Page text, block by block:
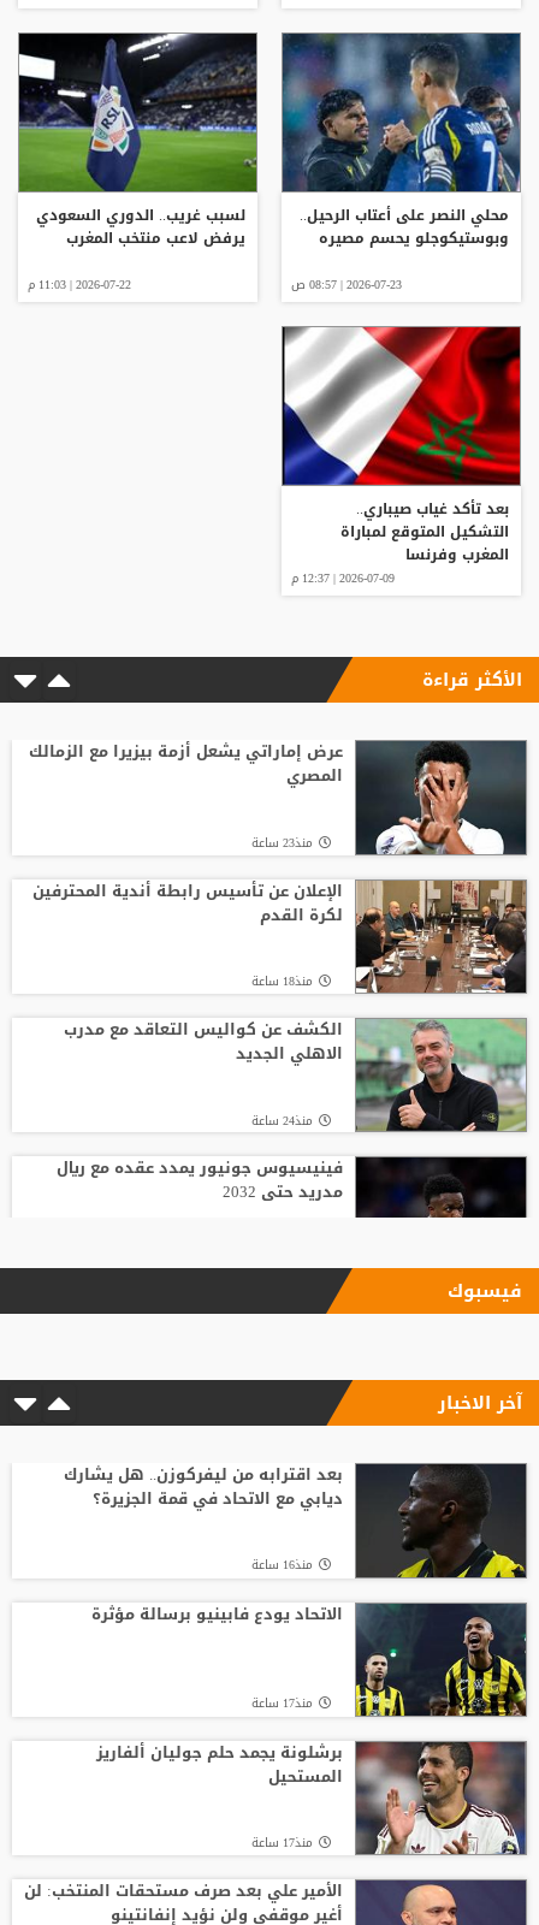
محلي النصر على أعتاب الرحيل..
وبوستيكوجلو يحسم مصيره
2026-07-23 | 08:57 ص
لسبب غريب.. الدوري السعودي
يرفض لاعب منتخب المغرب
2026-07-22 | 11:03 م
بعد تأكد غياب صيباري..
التشكيل المتوقع لمباراة
المغرب وفرنسا
2026-07-09 | 12:37 م
الأكثر قراءة
عرض إماراتي يشعل أزمة بيزيرا مع الزمالك
المصري
منذ23 ساعة
الإعلان عن تأسيس رابطة أندية المحترفين
لكرة القدم
منذ18 ساعة
الكشف عن كواليس التعاقد مع مدرب
الاهلي الجديد
منذ24 ساعة
فينيسيوس جونيور يمدد عقده مع ريال
مدريد حتى 2032
الاتحاد يودع فابينيو برسالة مؤثرة
رودري يحسم قراره ويختار وجهته المقبلة
قبل أن يلمس الكرة.. بالأرقام طرابزون يحصد
ثمار التعاقد مع محمد صلاح
أغلى لاعب في تاريخ إفريقيا.. ديوماندي يترك
معسكر لايبزيغ للانضمام لريال مدريد
فيسبوك
آخر الاخبار
بعد اقترابه من ليفركوزن.. هل يشارك
ديابي مع الاتحاد في قمة الجزيرة؟
منذ16 ساعة
الاتحاد يودع فابينيو برسالة مؤثرة
منذ17 ساعة
برشلونة يجمد حلم جوليان ألفاريز
المستحيل
منذ17 ساعة
الأمير علي بعد صرف مستحقات المنتخب: لن
أغير موقفي ولن نؤيد إنفانتينو